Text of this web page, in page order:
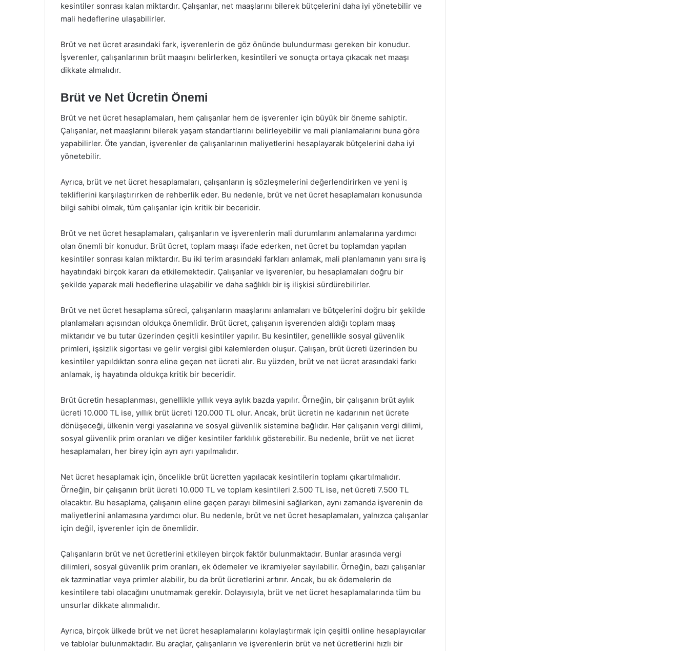
kesintiler sonrası kalan miktardır. Çalışanlar, net maaşlarını bilerek bütçelerini daha iyi yönetebilir ve
mali hedeflerine ulaşabilirler.
Brüt ve net ücret arasındaki fark, işverenlerin de göz önünde bulundurması gereken bir konudur.
İşverenler, çalışanlarının brüt maaşını belirlerken, kesintileri ve sonuçta ortaya çıkacak net maaşı
dikkate almalıdır.
Brüt ve Net Ücretin Önemi
Brüt ve net ücret hesaplamaları, hem çalışanlar hem de işverenler için büyük bir öneme sahiptir.
Çalışanlar, net maaşlarını bilerek yaşam standartlarını belirleyebilir ve mali planlamalarını buna göre
yapabilirler. Öte yandan, işverenler de çalışanlarının maliyetlerini hesaplayarak bütçelerini daha iyi
yönetebilir.
Ayrıca, brüt ve net ücret hesaplamaları, çalışanların iş sözleşmelerini değerlendirirken ve yeni iş
tekliflerini karşılaştırırken de rehberlik eder. Bu nedenle, brüt ve net ücret hesaplamaları konusunda
bilgi sahibi olmak, tüm çalışanlar için kritik bir beceridir.
Brüt ve net ücret hesaplamaları, çalışanların ve işverenlerin mali durumlarını anlamalarına yardımcı
olan önemli bir konudur. Brüt ücret, toplam maaşı ifade ederken, net ücret bu toplamdan yapılan
kesintiler sonrası kalan miktardır. Bu iki terim arasındaki farkları anlamak, mali planlamanın yanı sıra iş
hayatındaki birçok kararı da etkilemektedir. Çalışanlar ve işverenler, bu hesaplamaları doğru bir
şekilde yaparak mali hedeflerine ulaşabilir ve daha sağlıklı bir iş ilişkisi sürdürebilirler.
Brüt ve net ücret hesaplama süreci, çalışanların maaşlarını anlamaları ve bütçelerini doğru bir şekilde
planlamaları açısından oldukça önemlidir. Brüt ücret, çalışanın işverenden aldığı toplam maaş
miktarıdır ve bu tutar üzerinden çeşitli kesintiler yapılır. Bu kesintiler, genellikle sosyal güvenlik
primleri, işsizlik sigortası ve gelir vergisi gibi kalemlerden oluşur. Çalışan, brüt ücreti üzerinden bu
kesintiler yapıldıktan sonra eline geçen net ücreti alır. Bu yüzden, brüt ve net ücret arasındaki farkı
anlamak, iş hayatında oldukça kritik bir beceridir.
Brüt ücretin hesaplanması, genellikle yıllık veya aylık bazda yapılır. Örneğin, bir çalışanın brüt aylık
ücreti 10.000 TL ise, yıllık brüt ücreti 120.000 TL olur. Ancak, brüt ücretin ne kadarının net ücrete
dönüşeceği, ülkenin vergi yasalarına ve sosyal güvenlik sistemine bağlıdır. Her çalışanın vergi dilimi,
sosyal güvenlik prim oranları ve diğer kesintiler farklılık gösterebilir. Bu nedenle, brüt ve net ücret
hesaplamaları, her birey için ayrı ayrı yapılmalıdır.
Net ücret hesaplamak için, öncelikle brüt ücretten yapılacak kesintilerin toplamı çıkartılmalıdır.
Örneğin, bir çalışanın brüt ücreti 10.000 TL ve toplam kesintileri 2.500 TL ise, net ücreti 7.500 TL
olacaktır. Bu hesaplama, çalışanın eline geçen parayı bilmesini sağlarken, aynı zamanda işverenin de
maliyetlerini anlamasına yardımcı olur. Bu nedenle, brüt ve net ücret hesaplamaları, yalnızca çalışanlar
için değil, işverenler için de önemlidir.
Çalışanların brüt ve net ücretlerini etkileyen birçok faktör bulunmaktadır. Bunlar arasında vergi
dilimleri, sosyal güvenlik prim oranları, ek ödemeler ve ikramiyeler sayılabilir. Örneğin, bazı çalışanlar
ek tazminatlar veya primler alabilir, bu da brüt ücretlerini artırır. Ancak, bu ek ödemelerin de
kesintilere tabi olacağını unutmamak gerekir. Dolayısıyla, brüt ve net ücret hesaplamalarında tüm bu
unsurlar dikkate alınmalıdır.
Ayrıca, birçok ülkede brüt ve net ücret hesaplamalarını kolaylaştırmak için çeşitli online hesaplayıcılar
ve tablolar bulunmaktadır. Bu araçlar, çalışanların ve işverenlerin brüt ve net ücretlerini hızlı bir